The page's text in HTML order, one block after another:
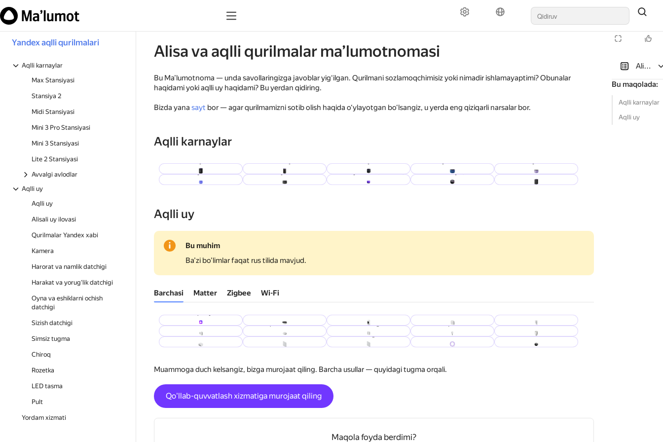
Yandex aqlli qurilmalari
Aqlli karnaylar
Max Stansiyasi
Stansiya 2
Midi Stansiyasi
Mini 3 Pro Stansiyasi
Mini 3 Stansiyasi
Lite 2 Stansiyasi
Avvalgi avlodlar
Aqlli uy
Aqlli uy
Alisali uy ilovasi
Qurilmalar Yandex xabi
Kamera
Harorat va namlik datchigi
Harakat va yorug‘lik datchigi
Oyna va eshiklarni ochish
datchigi
Sizish datchigi
Simsiz tugma
Chiroq
Rozetka
LED tasma
Pult
Yordam xizmati
Alisa va
Bu maqolada:
Aqlli karnaylar
Aqlli uy
Alisa va aqlli qurilmalar ma’lumotnomasi
Bu Ma’lumotnoma — unda savollaringizga javoblar yig‘ilgan. Qurilmani sozlamoqchimisiz yoki nimadir ishlamayaptimi? Obunalar
haqidami yoki aqlli uy haqidami? Bu yerdan qidiring.
Bizda yana sayt bor — agar qurilmamizni sotib olish haqida o‘ylayotgan bo‘lsangiz, u yerda eng qiziqarli narsalar bor.
Aqlli karnaylar
Stansiya Lite 2
Stansiya Mini 2 Stansiya Lite (1-avlod)
Stansiya Mini (birinchi
versiya)
Stansiya birinchi
avlod
Aqlli uy
Bu muhim
Ba’zi bo’limlar faqat rus tilida mavjud.
Barchasi Matter Zigbee Wi-Fi
Harakat va yorug‘lik
Ochilish ko'rsatkichi
Suv oqishi ko'rsatkichi Simsiz tugma Lampochka
Rozetka
Rele
Dimmer O‘chirgich Lenta Pult
Muammoga duch kelsangiz, bizga murojaat qiling. Barcha usullar — quyidagi tugma orqali.
Qo'llab-quvvatlash xizmatiga murojaat qiling
Maqola foyda berdimi?